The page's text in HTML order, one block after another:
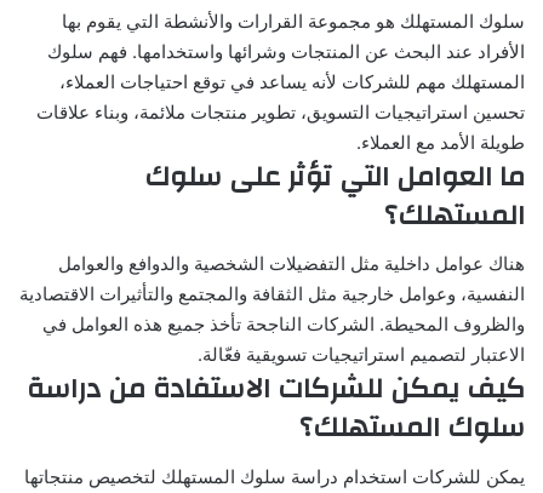
سلوك المستهلك هو مجموعة القرارات والأنشطة التي يقوم بها
الأفراد عند البحث عن المنتجات وشرائها واستخدامها. فهم سلوك
المستهلك مهم للشركات لأنه يساعد في توقع احتياجات العملاء،
تحسين استراتيجيات التسويق، تطوير منتجات ملائمة، وبناء علاقات
طويلة الأمد مع العملاء.
ما العوامل التي تؤثر على سلوك
المستهلك؟
هناك عوامل داخلية مثل التفضيلات الشخصية والدوافع والعوامل
النفسية، وعوامل خارجية مثل الثقافة والمجتمع والتأثيرات الاقتصادية
والظروف المحيطة. الشركات الناجحة تأخذ جميع هذه العوامل في
الاعتبار لتصميم استراتيجيات تسويقية فعّالة.
كيف يمكن للشركات الاستفادة من دراسة
سلوك المستهلك؟
يمكن للشركات استخدام دراسة سلوك المستهلك لتخصيص منتجاتها